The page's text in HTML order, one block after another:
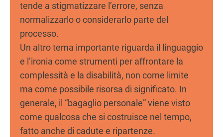
tende a stigmatizzare l’errore, senza
normalizzarlo o considerarlo parte del
processo.
Un altro tema importante riguarda il linguaggio
e l’ironia come strumenti per affrontare la
complessità e la disabilità, non come limite
ma come possibile risorsa di significato. In
generale, il “bagaglio personale” viene visto
come qualcosa che si costruisce nel tempo,
fatto anche di cadute e ripartenze.